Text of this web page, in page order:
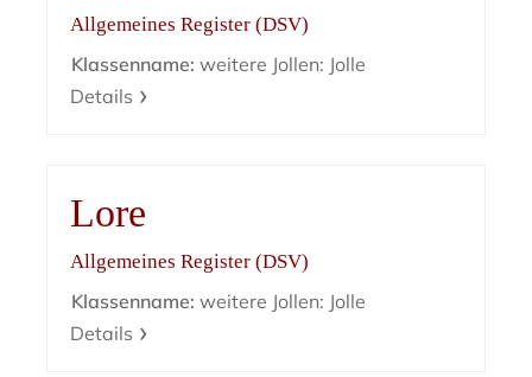
Allgemeines Register (DSV)
Klassenname: weitere Jollen: Jolle
Details
Lore
Allgemeines Register (DSV)
Klassenname: weitere Jollen: Jolle
Details